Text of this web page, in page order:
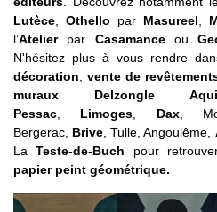
Lutèce
Othello par Masureel
l’Atelierpar Casamanceou
N'hésitez plus à vous rendre
décoration ,vente de
muraux Delzongle
Pessac
Limoges Dax,
Bergerac, Brive , Tulle, Angoulême,
LaTeste-de-Buch pour
papier peint géométrique.